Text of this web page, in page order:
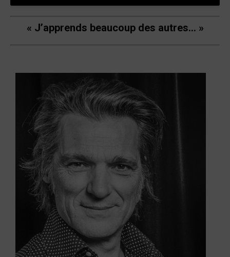
« J’apprends beaucoup des autres… »